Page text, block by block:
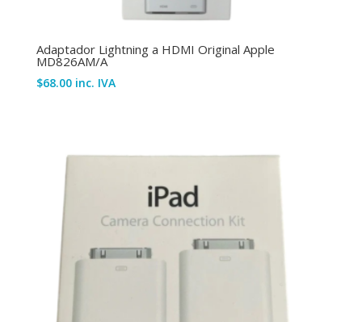
Adaptador Lightning a HDMI Original Apple
MD826AM/A
$68.00 inc. IVA